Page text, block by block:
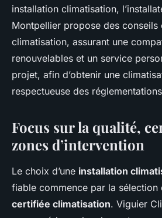
installation climatisation,
Montpellier propose des conseils
climatisation, assurant une
renouvelables et un service
projet, afin d’obtenir une
respectueuse des
Focus sur la qualité,
zones d’intervention
Le choix d’une installation
fiable commence par la sélection
certifiée climatisation. Viguier